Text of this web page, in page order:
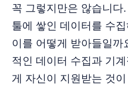
꼭 그렇지만은 않습니다
툴에 쌓인 데이터를 수
이를 어떻게 받아들일까
적인 데이터 수집과 기
게 자신이 지원받는 것